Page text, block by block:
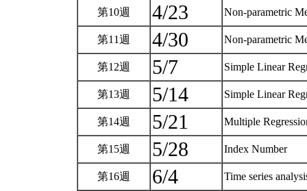
第10週 4/23 Non-parametric
第11週 4/30 Non-parametric
第12週 5/7 Simple Linear
第13週 5/14 Simple Linear
第14週 5/21 Multiple
第15週 5/28 Index Number
第16週 6/4 Time series